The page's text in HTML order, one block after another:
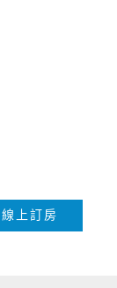
線上訂房